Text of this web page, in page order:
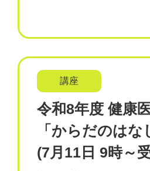
講座
令和8年度 健康
「からだのはな
(7月11日 9時～